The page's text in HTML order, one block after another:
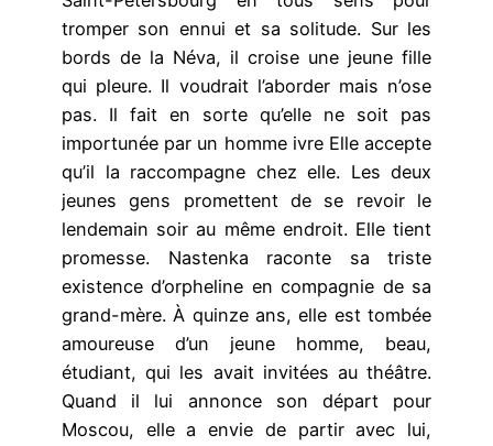
tromper son ennui et sa solitude. Sur les
bords de la Néva, il croise une jeune fille
qui pleure. Il voudrait l’aborder mais n’ose
pas. Il fait en sorte qu’elle ne soit pas
importunée par un homme ivre Elle accepte
qu’il la raccompagne chez elle. Les deux
jeunes gens promettent de se revoir le
lendemain soir au même endroit. Elle tient
promesse. Nastenka raconte sa triste
existence d’orpheline en compagnie de sa
grand-mère. À quinze ans, elle est tombée
amoureuse d’un jeune homme, beau,
étudiant, qui les avait invitées au théâtre.
Quand il lui annonce son départ pour
Moscou, elle a envie de partir avec lui,